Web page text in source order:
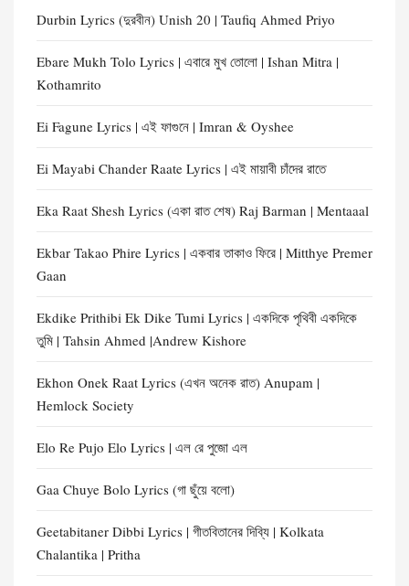
Durbin Lyrics (দুরবীন) Unish 20 | Taufiq Ahmed Priyo
Ebare Mukh Tolo Lyrics | এবারে মুখ তোলো | Ishan Mitra |
Kothamrito
Ei Fagune Lyrics | এই ফাগুনে | Imran & Oyshee
Ei Mayabi Chander Raate Lyrics | এই মায়াবী চাঁদের রাতে
Eka Raat Shesh Lyrics (একা রাত শেষ) Raj Barman | Mentaaal
Ekbar Takao Phire Lyrics | একবার তাকাও ফিরে | Mitthye Premer
Gaan
Ekdike Prithibi Ek Dike Tumi Lyrics | একদিকে পৃথিবী একদিকে
তুমি | Tahsin Ahmed |Andrew Kishore
Ekhon Onek Raat Lyrics (এখন অনেক রাত) Anupam |
Hemlock Society
Elo Re Pujo Elo Lyrics | এল রে পুজো এল
Gaa Chuye Bolo Lyrics (গা ছুঁয়ে বলো)
Geetabitaner Dibbi Lyrics | গীতবিতানের দিব্যি | Kolkata
Chalantika | Pritha